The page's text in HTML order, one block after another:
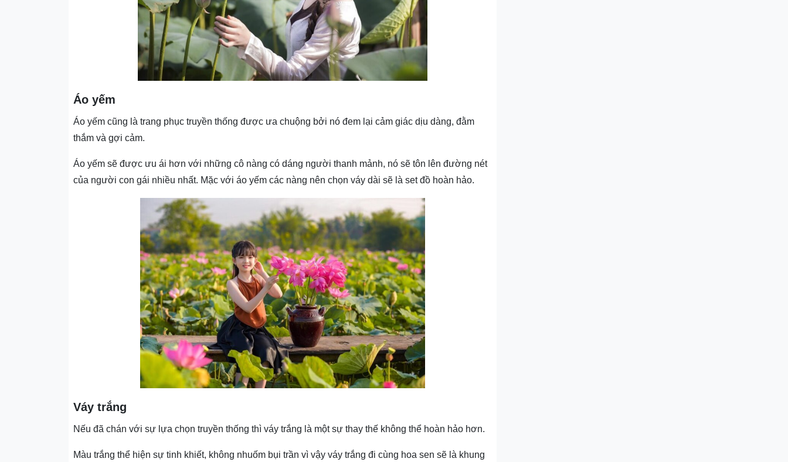
Áo yếm
Áo yếm cũng là trang phục truyền thống được ưa chuộng bởi nó đem lại cảm giác dịu dàng, đằm
thắm và gợi cảm.
Áo yếm sẽ được ưu ái hơn với những cô nàng có dáng người thanh mảnh, nó sẽ tôn lên đường nét
của người con gái nhiều nhất. Mặc với áo yếm các nàng nên chọn váy dài sẽ là set đồ hoàn hảo.
Váy trắng
Nếu đã chán với sự lựa chọn truyền thống thì váy trắng là một sự thay thế không thể hoàn hảo hơn.
Màu trắng thể hiện sự tinh khiết, không nhuốm bụi trần vì vậy váy trắng đi cùng hoa sen sẽ là khung